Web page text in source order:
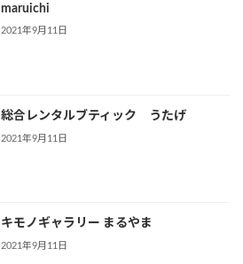
maruichi
2021年9月11日
総合レンタルブティック うたげ
2021年9月11日
キモノギャラリー まるやま
2021年9月11日